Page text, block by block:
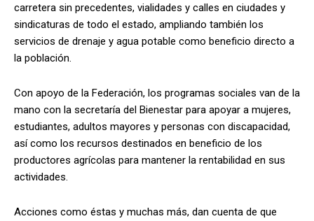
carretera sin precedentes, vialidades y calles en ciudades y
sindicaturas de todo el estado, ampliando también los
servicios de drenaje y agua potable como beneficio directo a
la población.
Con apoyo de la Federación, los programas sociales van de la
mano con la secretaría del Bienestar para apoyar a mujeres,
estudiantes, adultos mayores y personas con discapacidad,
así como los recursos destinados en beneficio de los
productores agrícolas para mantener la rentabilidad en sus
actividades.
Acciones como éstas y muchas más, dan cuenta de que